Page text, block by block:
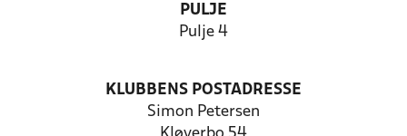
PULJE
Pulje 4
KLUBBENS POSTADRESSE
Simon Petersen